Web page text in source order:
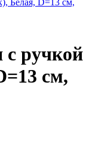
с ручкой
см,